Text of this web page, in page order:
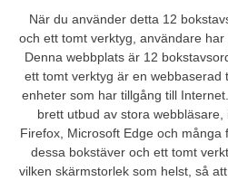
När du använder detta 12
och ett tomt verktyg, användare har
Denna webbplats är 12
ett tomt verktyg är en webbaserad
enheter som har tillgång till
brett utbud av stora webbläsare,
Firefox, Microsoft Edge och många
dessa bokstäver och ett tomt
vilken skärmstorlek som helst, så